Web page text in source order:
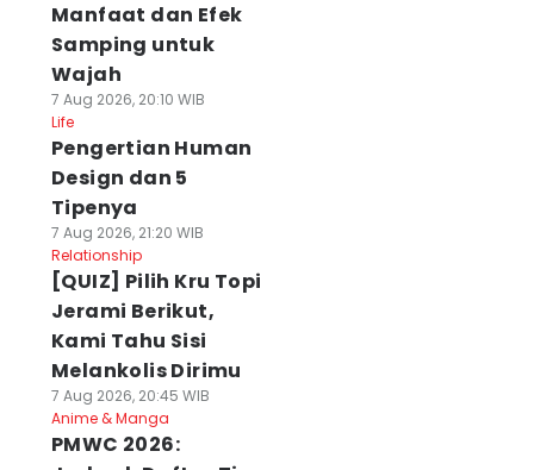
Manfaat dan Efek
Samping untuk
Wajah
7 Aug 2026, 20:10 WIB
Life
Pengertian Human
Design dan 5
Tipenya
7 Aug 2026, 21:20 WIB
Relationship
[QUIZ] Pilih Kru Topi
Jerami Berikut,
Kami Tahu Sisi
Melankolis Dirimu
7 Aug 2026, 20:45 WIB
Anime & Manga
PMWC 2026: